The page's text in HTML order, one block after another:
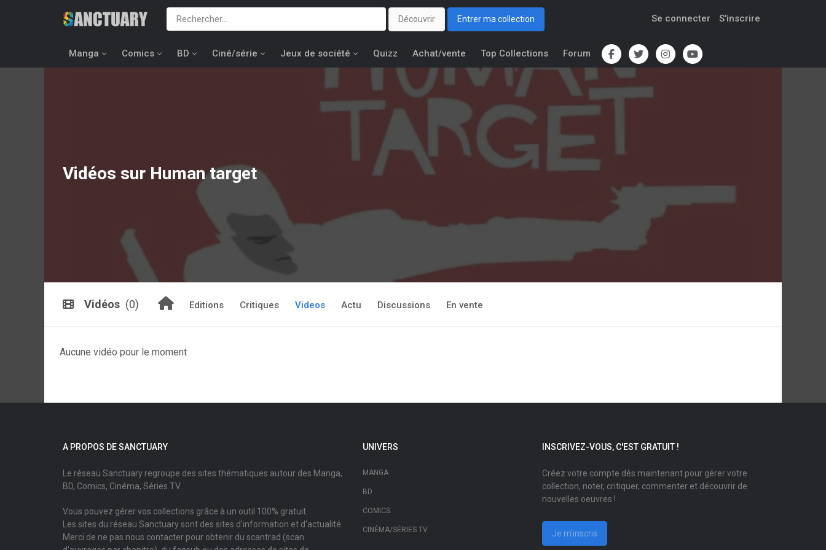
Découvrir Entrer ma collection Se connecter S'inscrire
Manga Comics BD Ciné/série Jeux de société Quizz Achat/vente Top Collections Forum
Vidéos sur Human target
Vidéos (0) Editions Critiques Videos Actu Discussions En vente
Aucune vidéo pour le moment
A PROPOS DE SANCTUARY
Le réseau Sanctuary regroupe des sites thématiques autour des Manga,
BD, Comics, Cinéma, Séries TV.
Vous pouvez gérer vos collections grâce à un outil 100% gratuit.
Les sites du réseau Sanctuary sont des sites d'information et d'actualité.
Merci de ne pas nous contacter pour obtenir du scantrad (scan
UNIVERS
MANGA
BD
COMICS
CINÉMA/SÉRIES TV
INSCRIVEZ-VOUS, C'EST GRATUIT !
Créez votre compte dès maintenant pour gérer votre
collection, noter, critiquer, commenter et découvrir de
nouvelles oeuvres !
Je m'inscris